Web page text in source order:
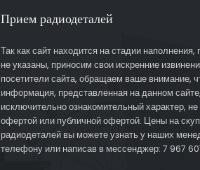
Прием радиодеталей
Так как сайт находится на стадии
не указаны, приносим свои искренние
посетители сайта, обращаем ваше внимание,
информация, представленная на данном
исключительно ознакомительный характер, не
офертой или публичной офертой. Цены на
радиодеталей вы можете узнать у наших
телефону или написав в мессенджер: 7 967